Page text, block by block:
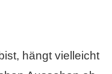
hängt vielleicht